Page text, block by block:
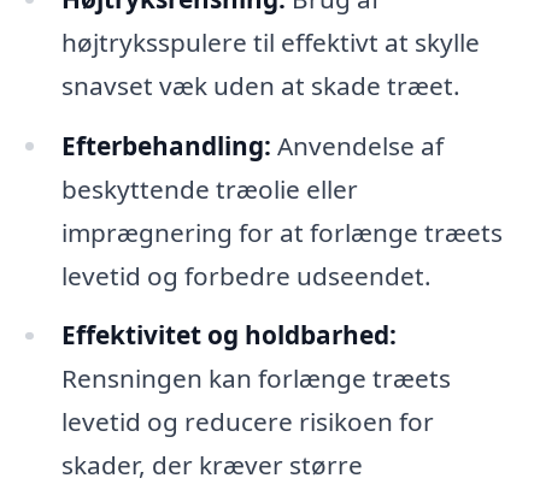
højtryksspulere til effektivt at skylle
snavset væk uden at skade træet.
Efterbehandling: Anvendelse af
beskyttende træolie eller
imprægnering for at forlænge træets
levetid og forbedre udseendet.
Effektivitet og holdbarhed:
Rensningen kan forlænge træets
levetid og reducere risikoen for
skader, der kræver større